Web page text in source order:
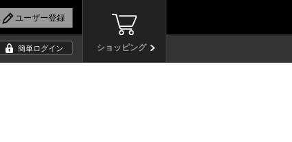
ショッピング
簡単ログイン